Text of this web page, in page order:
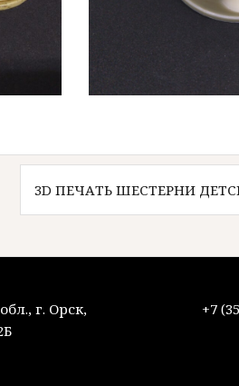
3D ПЕЧАТЬ ШЕСТЕРНИ
г. Орск,
+7